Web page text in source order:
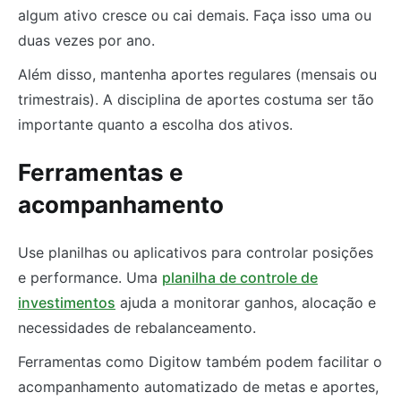
algum ativo cresce ou cai demais. Faça isso uma ou
duas vezes por ano.
Além disso, mantenha aportes regulares (mensais ou
trimestrais). A disciplina de aportes costuma ser tão
importante quanto a escolha dos ativos.
Ferramentas e
acompanhamento
Use planilhas ou aplicativos para controlar posições
e performance. Uma planilha de controle de
investimentos ajuda a monitorar ganhos, alocação e
necessidades de rebalanceamento.
Ferramentas como Digitow também podem facilitar o
acompanhamento automatizado de metas e aportes,